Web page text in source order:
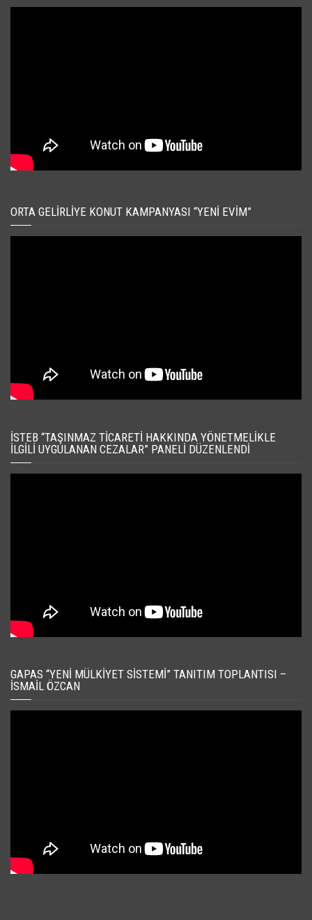
ORTA GELIRLIYE KONUT KAMPANYASI “YENI EVIM”
İSTEB “TAŞINMAZ TICARETI HAKKINDA YÖNETMELIKLE
İLGILI UYGULANAN CEZALAR” PANELI DÜZENLENDI
GAPAS “YENI MÜLKIYET SISTEMI” TANITIM TOPLANTISI –
İSMAIL ÖZCAN